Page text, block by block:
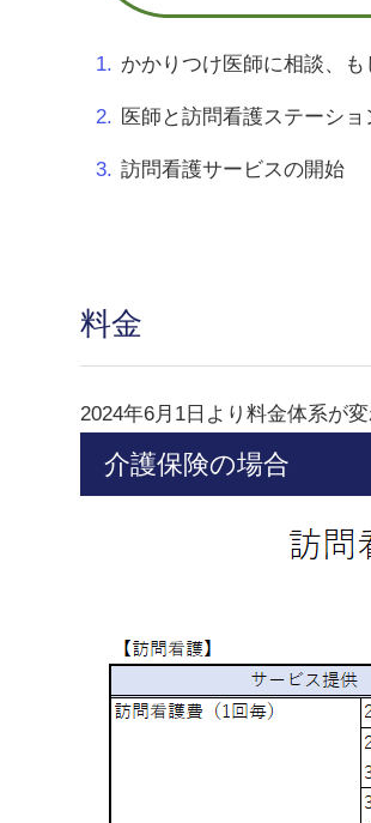
かかりつけ医師に相談、
医師と訪問看護ステーシ
訪問看護サービスの開始
料金
2024年6月1日より料金体系が変
介護保険の場合